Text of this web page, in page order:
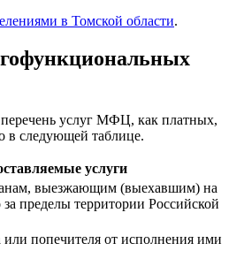
в Томской области.
услуг МФЦ, как платных,
в следующей таблице.
услуги
выезжающим (выехавшим) на
пределы территории Российской
попечителя от исполнения ими